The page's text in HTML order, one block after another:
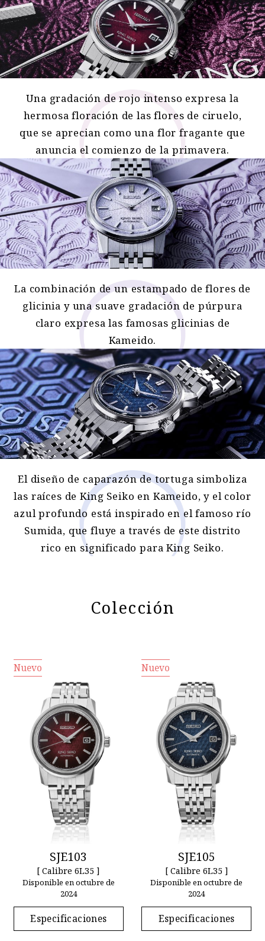
Una gradación de rojo intenso expresa la
hermosa floración de las flores de ciruelo,
que se aprecian como una flor fragante que
anuncia el comienzo de la primavera.
La combinación de un estampado de flores de
glicinia y una suave gradación de púrpura
claro expresa las famosas glicinias de
Kameido.
El diseño de caparazón de tortuga simboliza
las raíces de King Seiko en Kameido, y el color
azul profundo está inspirado en el famoso río
Sumida, que fluye a través de este distrito
rico en significado para King Seiko.
Colección
Nuevo
SJE103
[ Calibre 6L35 ]
Disponible en octubre de
2024
Especificaciones
Nuevo
SJE105
[ Calibre 6L35 ]
Disponible en octubre de
2024
Especificaciones